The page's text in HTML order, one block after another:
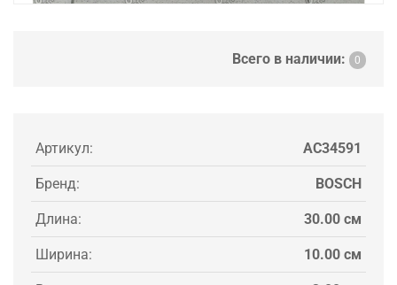
Всего в наличии: 0
Артикул: AC34591
Бренд: BOSCH
Длина: 30.00 см
Ширина: 10.00 см